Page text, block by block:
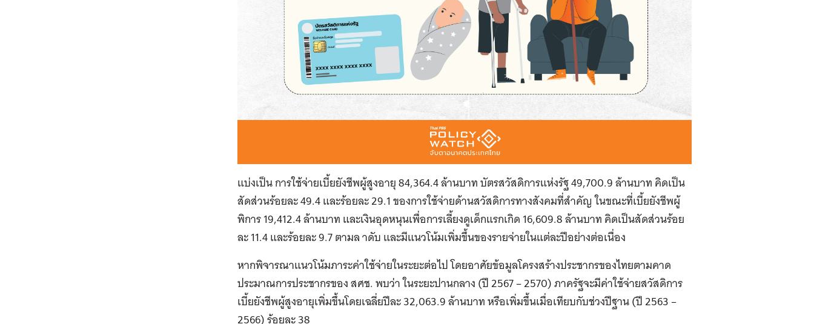
แบ่งเป็น การใช้จ่ายเบี้ยยังชีพผู้สูงอายุ 84,364.4 ล้านบาท บัตรสวัสดิการแห่งรัฐ 49,700.9 ล้านบาท คิดเป็น
สัดส่วนร้อยละ 49.4 และร้อยละ 29.1 ของการใช้จ่ายด้านสวัสดิการทางสังคมที่สำคัญ ในขณะที่เบี้ยยังชีพผู้
พิการ 19,412.4 ล้านบาท และเงินอุดหนุนเพื่อการเลี้ยงดูเด็กแรกเกิด 16,609.8 ล้านบาท คิดเป็นสัดส่วนร้อย
ละ 11.4 และร้อยละ 9.7 ตามล าดับ และมีแนวโน้มเพิ่มขึ้นของรายจ่ายในแต่ละปีอย่างต่อเนื่อง
หากพิจารณาแนวโน้มภาระค่าใช้จ่ายในระยะต่อไป โดยอาศัยข้อมูลโครงสร้างประชากรของไทยตามคาด
ประมาณการประชากรของ สศช. พบว่า ในระยะปานกลาง (ปี 2567 – 2570) ภาครัฐจะมีค่าใช้จ่ายสวัสดิการ
เบี้ยยังชีพผู้สูงอายุเพิ่มขึ้นโดยเฉลี่ยปีละ 32,063.9 ล้านบาท หรือเพิ่มขึ้นเมื่อเทียบกับช่วงปีฐาน (ปี 2563 –
2566) ร้อยละ 38